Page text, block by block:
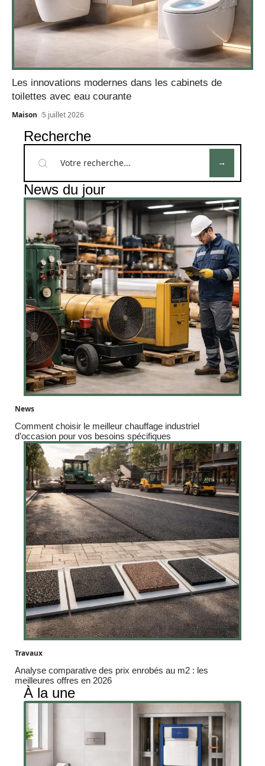
Les innovations modernes dans les cabinets de
toilettes avec eau courante
Maison 5 juillet 2026
Recherche
News du jour
News
Comment choisir le meilleur chauffage industriel
d’occasion pour vos besoins spécifiques
Travaux
Analyse comparative des prix enrobés au m2 : les
meilleures offres en 2026
À la une